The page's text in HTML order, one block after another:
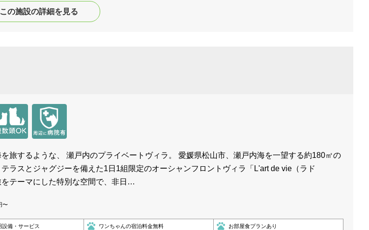
この施設の詳細を見る
を旅するような、 瀬戸内のプライベートヴィラ。 愛媛県松山市、瀬戸内海を一望する約180㎡の
ラスとジャグジーを備えた1日1組限定のオーシャンフロントヴィラ「L'art de vie（ラド
をテーマにした特別な空間で、非日…
〜
設備・サービス ワンちゃんの宿泊料金無料 お部屋食プランあり